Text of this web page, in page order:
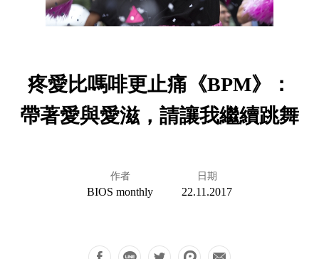
疼愛比嗎啡更止痛《BPM》：
帶著愛與愛滋，請讓我繼續跳舞
作者
BIOS monthly
日期
22.11.2017